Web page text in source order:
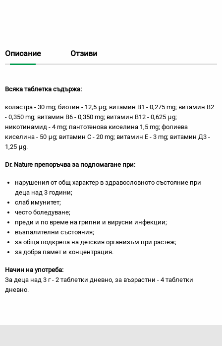
Описание Отзиви
Всяка таблетка съдържа:
коластра - 30 mg; биотин - 12,5 μg; витамин В1 - 0,275 mg; витамин В2
- 0,350 mg; витамин В6 - 0,350 mg; витамин В12 - 0,625 μg;
никотинамид - 4 mg; пантотенова киселина 1,5 mg; фолиева
киселина - 50 μg; витамин С - 20 mg; витамин Е - 3 mg; витамин Д3 -
1,25 μg.
Dr. Nature препоръчва за подпомагане при:
нарушения от общ характер в здравословното състояние при
деца над 3 години;
слаб имунитет;
често боледуване;
преди и по време на грипни и вирусни инфекции;
възпалителни състояния;
за обща подкрепа на детския организъм при растеж;
за добра памет и концентрация.
Начин на употреба:
За деца над 3 г - 2 таблетки дневно, за възрастни - 4 таблетки
дневно.